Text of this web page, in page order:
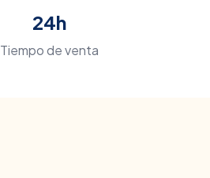
24h
Tiempo de venta